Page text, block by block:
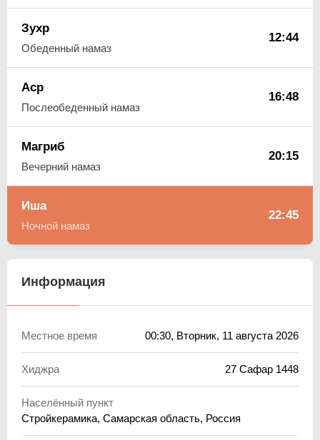
Зухр
Обеденный намаз
12:44
Аср
Послеобеденный намаз
16:48
Магриб
Вечерний намаз
20:15
Иша
Ночной намаз
22:45
Информация
Местное время 00:30, Вторник, 11 августа 2026
Хиджра 27 Сафар 1448
Населённый пункт
Стройкерамика, Самарская область, Россия